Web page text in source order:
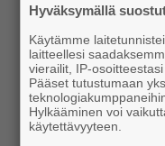
Hyväksymällä
Käytämme
laitteellesi
vierailit, IP-
Pääset tutustumaan
Hylkääminen voi
käytettävyyteen.